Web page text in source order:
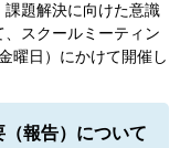
題解決に向けた意識
スクールミーティン
曜日）にかけて開催し
報告）について